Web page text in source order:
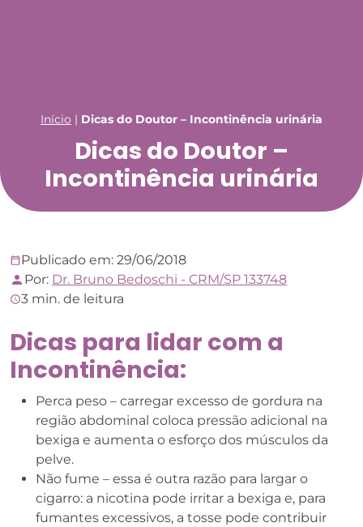
Início | Dicas do Doutor – Incontinência urinária
Dicas do Doutor –
Incontinência urinária
Publicado em: 29/06/2018
Por: Dr. Bruno Bedoschi - CRM/SP 133748
3 min. de leitura
Dicas para lidar com a
Incontinência:
Perca peso – carregar excesso de gordura na
região abdominal coloca pressão adicional na
bexiga e aumenta o esforço dos músculos da
pelve.
Não fume – essa é outra razão para largar o
cigarro: a nicotina pode irritar a bexiga e, para
fumantes excessivos, a tosse pode contribuir